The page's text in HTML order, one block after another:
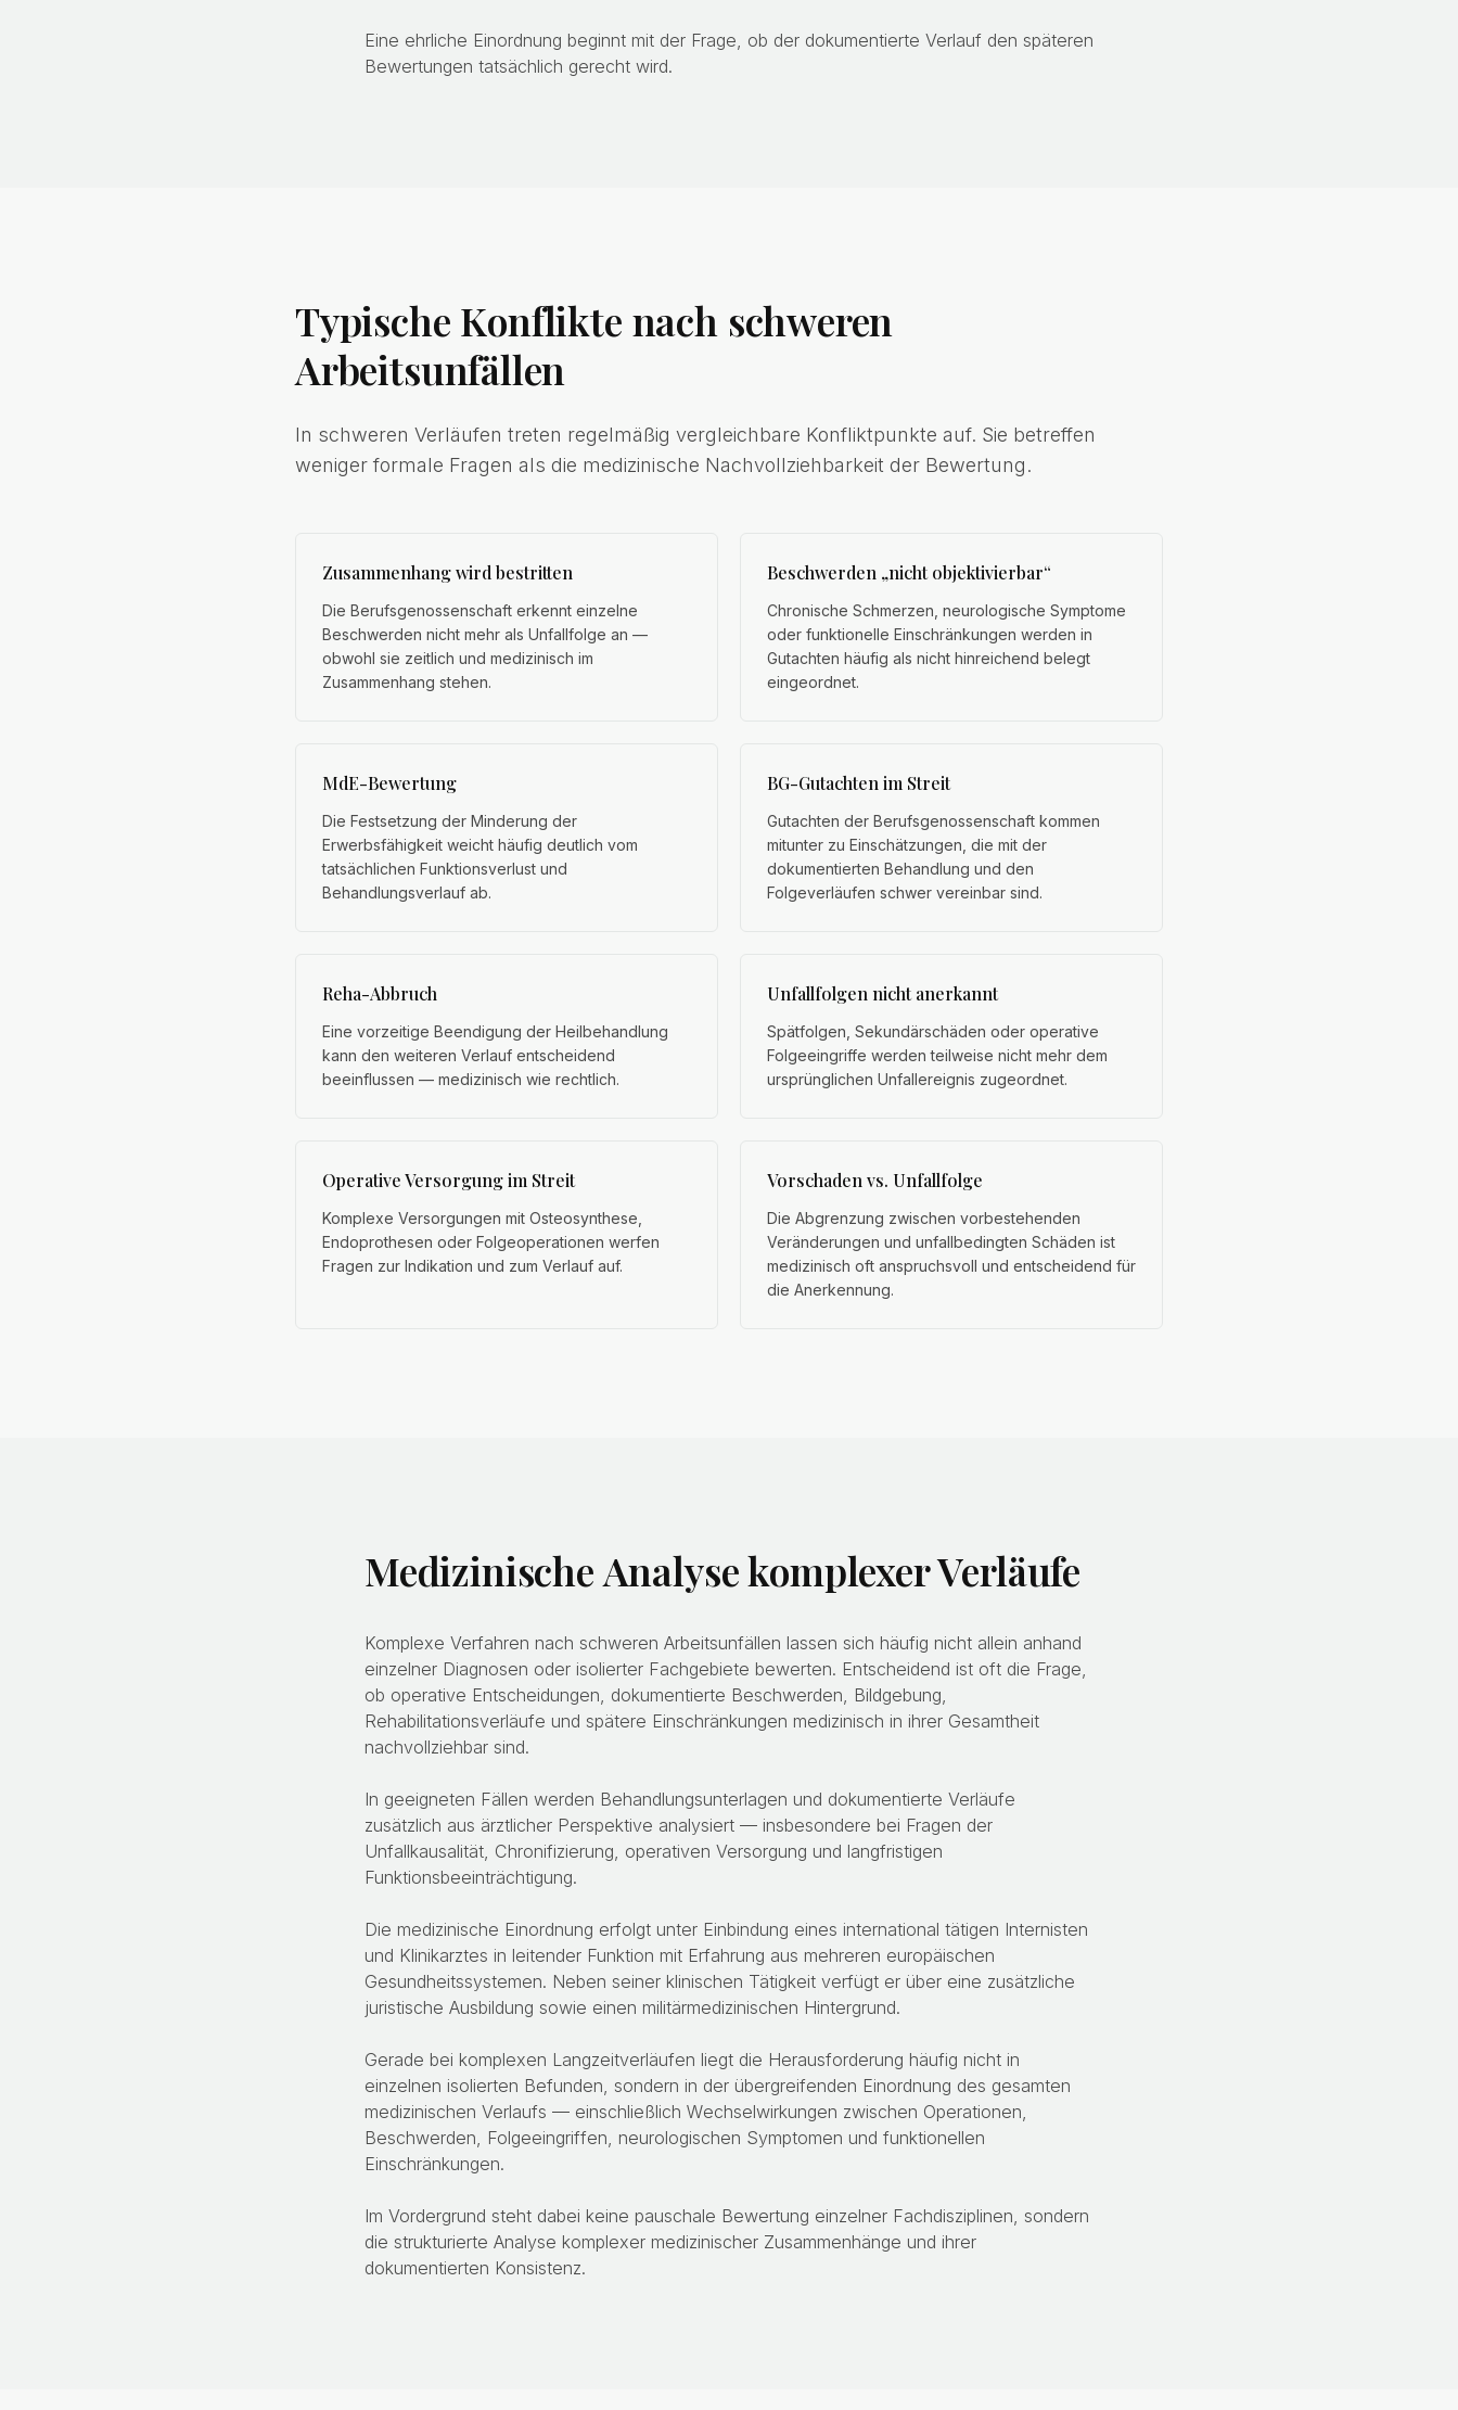
Eine ehrliche Einordnung beginnt mit der Frage, ob der dokumentierte Verlauf den späteren
Bewertungen tatsächlich gerecht wird.
Typische Konflikte nach schweren
Arbeitsunfällen
In schweren Verläufen treten regelmäßig vergleichbare Konfliktpunkte auf. Sie betreffen
weniger formale Fragen als die medizinische Nachvollziehbarkeit der Bewertung.
Zusammenhang wird bestritten
Die Berufsgenossenschaft erkennt einzelne
Beschwerden nicht mehr als Unfallfolge an —
obwohl sie zeitlich und medizinisch im
Zusammenhang stehen.
Beschwerden „nicht objektivierbar“
Chronische Schmerzen, neurologische Symptome
oder funktionelle Einschränkungen werden in
Gutachten häufig als nicht hinreichend belegt
eingeordnet.
MdE-Bewertung
Die Festsetzung der Minderung der
Erwerbsfähigkeit weicht häufig deutlich vom
tatsächlichen Funktionsverlust und
Behandlungsverlauf ab.
BG-Gutachten im Streit
Gutachten der Berufsgenossenschaft kommen
mitunter zu Einschätzungen, die mit der
dokumentierten Behandlung und den
Folgeverläufen schwer vereinbar sind.
Reha-Abbruch
Eine vorzeitige Beendigung der Heilbehandlung
kann den weiteren Verlauf entscheidend
beeinflussen — medizinisch wie rechtlich.
Unfallfolgen nicht anerkannt
Spätfolgen, Sekundärschäden oder operative
Folgeeingriffe werden teilweise nicht mehr dem
ursprünglichen Unfallereignis zugeordnet.
Operative Versorgung im Streit
Komplexe Versorgungen mit Osteosynthese,
Endoprothesen oder Folgeoperationen werfen
Fragen zur Indikation und zum Verlauf auf.
Vorschaden vs. Unfallfolge
Die Abgrenzung zwischen vorbestehenden
Veränderungen und unfallbedingten Schäden ist
medizinisch oft anspruchsvoll und entscheidend für
die Anerkennung.
Medizinische Analyse komplexer Verläufe
Komplexe Verfahren nach schweren Arbeitsunfällen lassen sich häufig nicht allein anhand
einzelner Diagnosen oder isolierter Fachgebiete bewerten. Entscheidend ist oft die Frage,
ob operative Entscheidungen, dokumentierte Beschwerden, Bildgebung,
Rehabilitationsverläufe und spätere Einschränkungen medizinisch in ihrer Gesamtheit
nachvollziehbar sind.
In geeigneten Fällen werden Behandlungsunterlagen und dokumentierte Verläufe
zusätzlich aus ärztlicher Perspektive analysiert — insbesondere bei Fragen der
Unfallkausalität, Chronifizierung, operativen Versorgung und langfristigen
Funktionsbeeinträchtigung.
Die medizinische Einordnung erfolgt unter Einbindung eines international tätigen Internisten
und Klinikarztes in leitender Funktion mit Erfahrung aus mehreren europäischen
Gesundheitssystemen. Neben seiner klinischen Tätigkeit verfügt er über eine zusätzliche
juristische Ausbildung sowie einen militärmedizinischen Hintergrund.
Gerade bei komplexen Langzeitverläufen liegt die Herausforderung häufig nicht in
einzelnen isolierten Befunden, sondern in der übergreifenden Einordnung des gesamten
medizinischen Verlaufs — einschließlich Wechselwirkungen zwischen Operationen,
Beschwerden, Folgeeingriffen, neurologischen Symptomen und funktionellen
Einschränkungen.
Im Vordergrund steht dabei keine pauschale Bewertung einzelner Fachdisziplinen, sondern
die strukturierte Analyse komplexer medizinischer Zusammenhänge und ihrer
dokumentierten Konsistenz.